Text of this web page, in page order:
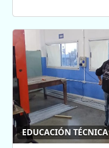
EDUCACIÓN TÉCNICA